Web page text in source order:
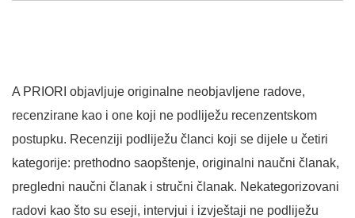
A PRIORI objavljuje originalne neobjavljene radove,
recenzirane kao i one koji ne podliježu recenzentskom
postupku. Recenziji podliježu članci koji se dijele u četiri
kategorije: prethodno saopštenje, originalni naučni članak,
pregledni naučni članak i stručni članak. Nekategorizovani
radovi kao što su eseji, intervjui i izvještaji ne podliježu